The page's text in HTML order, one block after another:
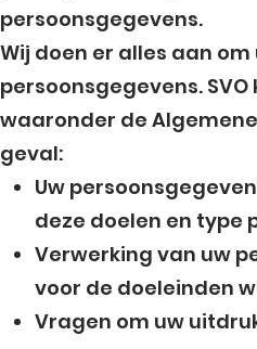
persoonsgegevens.
Wij doen er alles aan
persoonsgegevens.
waaronder de
geval:
Uw
deze doelen en type
Verwerking van uw
voor de doeleinden
Vragen om uw